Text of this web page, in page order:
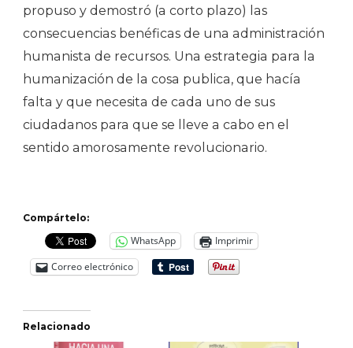
propuso y demostró (a corto plazo) las
consecuencias benéficas de una administración
humanista de recursos. Una estrategia para la
humanización de la cosa publica, que hacía
falta y que necesita de cada uno de sus
ciudadanos para que se lleve a cabo en el
sentido amorosamente revolucionario.
Compártelo:
WhatsApp
Imprimir
Correo electrónico
Relacionado